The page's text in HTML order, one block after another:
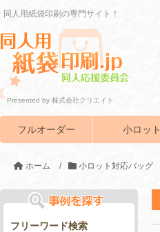
同人用紙袋印刷の専門サイト！
Presented by 株式会社クリエイト
フルオーダー 小ロット
ホーム / 小ロット対応バッグ
フリーワード検索